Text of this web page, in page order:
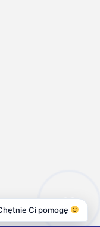
Ci pomogę